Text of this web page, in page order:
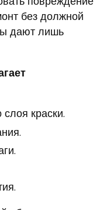
без должной
дают лишь
краски.